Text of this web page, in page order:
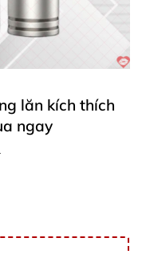
lăn kích thích
ngay